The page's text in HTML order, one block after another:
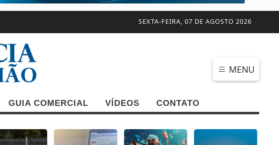
SEXTA-FEIRA, 07 DE AGOSTO 2026
MENU
GUIA COMERCIAL VÍDEOS CONTATO